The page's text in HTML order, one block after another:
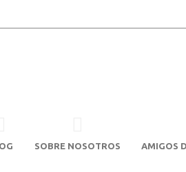
SOBRE NOSOTROS AMIGOS